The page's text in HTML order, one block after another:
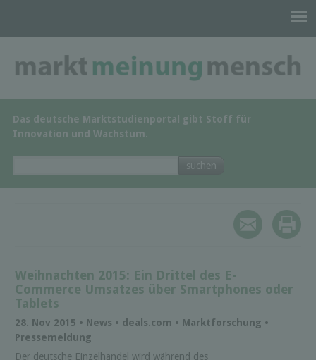
Das deutsche Marktstudienportal gibt Stoff für
Innovation und Wachstum.
Weihnachten 2015: Ein Drittel des E-
Commerce Umsatzes über Smartphones oder
Tablets
28. Nov 2015 • News • deals.com • Marktforschung •
Pressemeldung
Der deutsche Einzelhandel wird während des